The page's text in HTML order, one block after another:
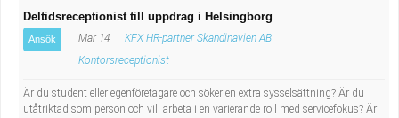
Deltidsreceptionist till uppdrag i Helsingborg
Ansök Mar 14
KFX HR-partner Skandinavien AB
Kontorsreceptionist
Är du student eller egenföretagare och söker en extra sysselsättning? Är du
utåtriktad som person och vill arbeta i en varierande roll med servicefokus? Är